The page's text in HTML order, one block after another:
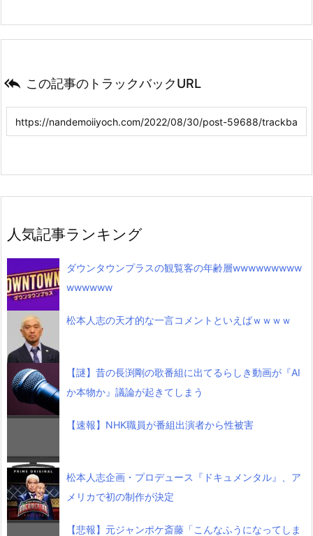
 この記事のトラックバックURL
人気記事ランキング
ダウンタウンプラスの観覧客の年齢層wwwwwwwww
wwwwww
松本人志の天才的な一言コメントといえばｗｗｗｗ
【謎】昔の長渕剛の歌番組に出てるらしき動画が『AI
か本物か』議論が起きてしまう
【速報】NHK職員が番組出演者から性被害
松本人志企画・プロデュース『ドキュメンタル』、ア
メリカで初の制作が決定
【悲報】元ジャンポケ斎藤「こんなふうになってしま